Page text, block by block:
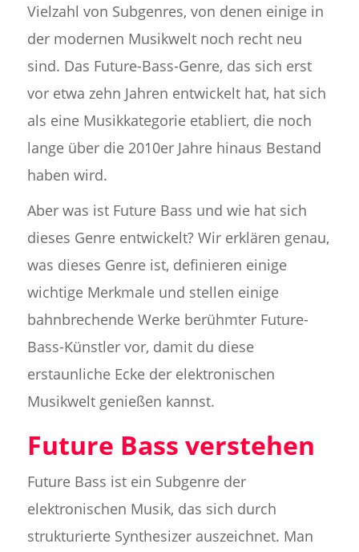
Vielzahl von Subgenres, von denen einige in
der modernen Musikwelt noch recht neu
sind. Das Future-Bass-Genre, das sich erst
vor etwa zehn Jahren entwickelt hat, hat sich
als eine Musikkategorie etabliert, die noch
lange über die 2010er Jahre hinaus Bestand
haben wird.
Aber was ist Future Bass und wie hat sich
dieses Genre entwickelt? Wir erklären genau,
was dieses Genre ist, definieren einige
wichtige Merkmale und stellen einige
bahnbrechende Werke berühmter Future-
Bass-Künstler vor, damit du diese
erstaunliche Ecke der elektronischen
Musikwelt genießen kannst.
Future Bass verstehen
Future Bass ist ein Subgenre der
elektronischen Musik, das sich durch
strukturierte Synthesizer auszeichnet. Man